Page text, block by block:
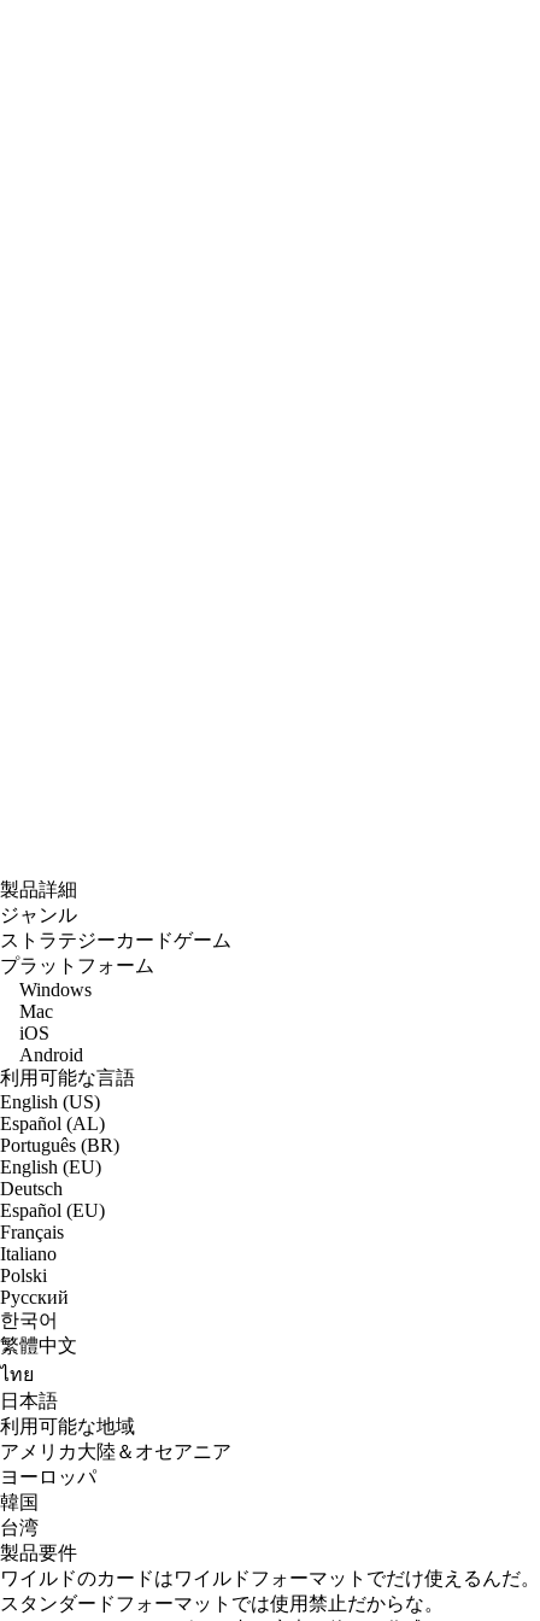
製品詳細
ジャンル
ストラテジーカードゲーム
プラットフォーム
Windows
Mac
iOS
Android
利用可能な言語
English (US)
Español (AL)
Português (BR)
English (EU)
Deutsch
Español (EU)
Français
Italiano
Polski
Русский
한국어
繁體中文
ไทย
日本語
利用可能な地域
アメリカ大陸＆オセアニア
ヨーロッパ
韓国
台湾
製品要件
ワイルドのカードはワイルドフォーマットでだけ使えるんだ。
スタンダードフォーマットでは使用禁止だからな。